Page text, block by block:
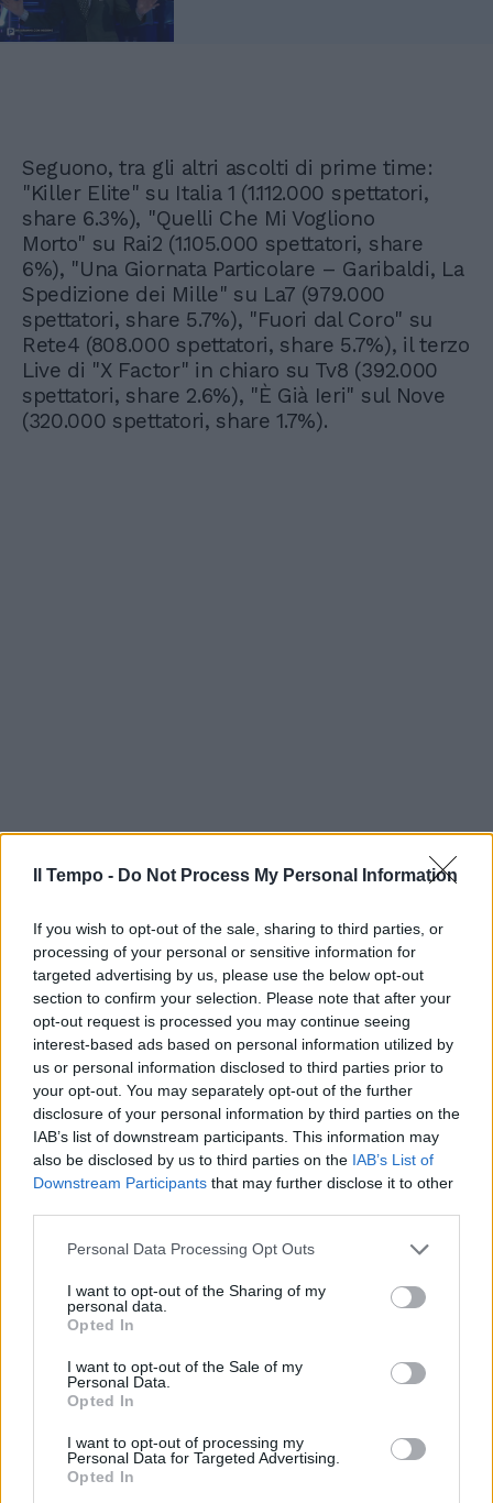
Il Tempo - Do Not Process My Personal Information
If you wish to opt-out of the sale, sharing to third parties, or
processing of your personal or sensitive information for
targeted advertising by us, please use the below opt-out
section to confirm your selection. Please note that after your
opt-out request is processed you may continue seeing
interest-based ads based on personal information utilized by
us or personal information disclosed to third parties prior to
your opt-out. You may separately opt-out of the further
disclosure of your personal information by third parties on the
IAB’s list of downstream participants. This information may
also be disclosed by us to third parties on the IAB’s List of
Downstream Participants that may further disclose it to other
Personal Data Processing Opt Outs
I want to opt-out of the Sharing of my
personal data.
Opted In
I want to opt-out of the Sale of my
Personal Data.
Opted In
I want to opt-out of processing my
Personal Data for Targeted Advertising.
Opted In
Seguono, tra gli altri ascolti di prime time:
"Killer Elite" su Italia 1 (1.112.000 spettatori,
share 6.3%), "Quelli Che Mi Vogliono
Morto" su Rai2 (1.105.000 spettatori, share
6%), "Una Giornata Particolare – Garibaldi, La
Spedizione dei Mille" su La7 (979.000
spettatori, share 5.7%), "Fuori dal Coro" su
Rete4 (808.000 spettatori, share 5.7%), il terzo
Live di "X Factor" in chiaro su Tv8 (392.000
spettatori, share 2.6%), "È Già Ieri" sul Nove
(320.000 spettatori, share 1.7%).